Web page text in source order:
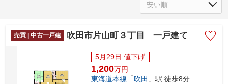
売買 | 中古一戸建 吹田市片山町３丁目 一戸建て
5月29日 値下げ
1,200万円
東海道本線 「吹田 」駅 徒歩8分